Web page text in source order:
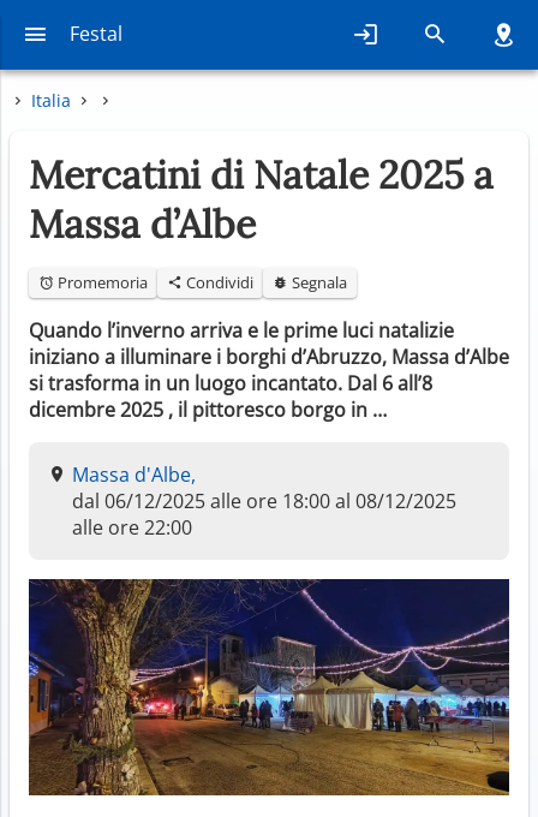
Festal
Italia
Mercatini di Natale 2025 a
Massa d’Albe
Promemoria Condividi Segnala
Quando l’inverno arriva e le prime luci natalizie
iniziano a illuminare i borghi d’Abruzzo, Massa d’Albe
si trasforma in un luogo incantato. Dal 6 all’8
dicembre 2025 , il pittoresco borgo in …
Massa d'Albe,
dal 06/12/2025 alle ore 18:00 al 08/12/2025
alle ore 22:00